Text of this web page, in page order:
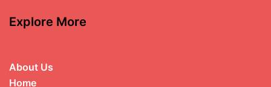
Explore More
About Us
Home